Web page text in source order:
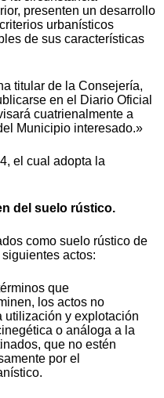
presenten un desarrollo
urbanísticos
de sus características
titular de la Consejería,
en el Diario Oficial
cuatrienalmente a
Municipio interesado.»
el cual adopta la
del suelo rústico.
como suelo rústico de
actos:
que
los actos no
utilización y explotación
o análoga a la
que no estén
por el